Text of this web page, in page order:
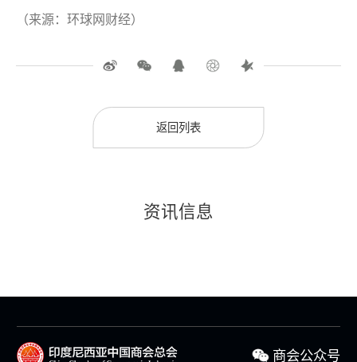
（来源：环球网财经）
返回列表
资讯信息
商会公众号